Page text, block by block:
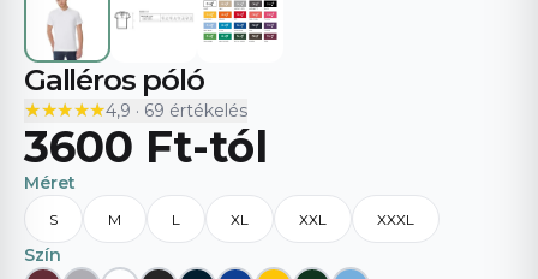
Galléros póló
★★★★★
★★★★★4,9 · 69 értékelés
3600 Ft-tól
Méret
S M L XL XXL XXXL
Szín